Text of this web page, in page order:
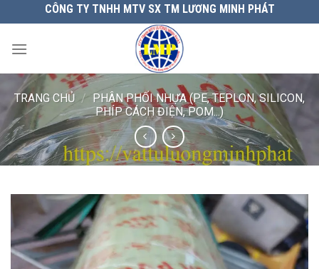
đến
nội
CÔNG TY TNHH MTV SX TM LƯƠNG MINH PHÁT
TRANG CHỦ / PHÂN PHỐI NHỰA (PE, TEPLON, SILICON,
PHÍP CÁCH ĐIỆN, POM...)